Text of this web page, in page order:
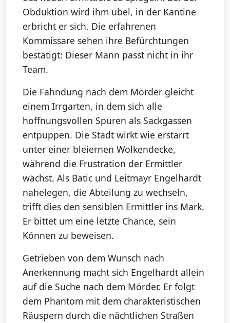
Obduktion wird ihm übel, in der Kantine
erbricht er sich. Die erfahrenen
Kommissare sehen ihre Befürchtungen
bestätigt: Dieser Mann passt nicht in ihr
Team.
Die Fahndung nach dem Mörder gleicht
einem Irrgarten, in dem sich alle
hoffnungsvollen Spuren als Sackgassen
entpuppen. Die Stadt wirkt wie erstarrt
unter einer bleiernen Wolkendecke,
während die Frustration der Ermittler
wächst. Als Batic und Leitmayr Engelhardt
nahelegen, die Abteilung zu wechseln,
trifft dies den sensiblen Ermittler ins Mark.
Er bittet um eine letzte Chance, sein
Können zu beweisen.
Getrieben von dem Wunsch nach
Anerkennung macht sich Engelhardt allein
auf die Suche nach dem Mörder. Er folgt
dem Phantom mit dem charakteristischen
Räuspern durch die nächtlichen Straßen